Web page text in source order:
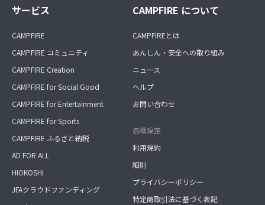
サービス
CAMPFIRE
CAMPFIRE コミュニティ
CAMPFIRE Creation
CAMPFIRE for Social Good
CAMPFIRE for Entertainment
CAMPFIRE for Sports
CAMPFIRE ふるさと納税
AD FOR ALL
HIOKOSHI
JFAクラウドファンディング
CAMPFIRE について
CAMPFIREとは
あんしん・安全への取り組み
ニュース
ヘルプ
お問い合わせ
各種規定
利用規約
細則
プライバシーポリシー
特定商取引法に基づく表記